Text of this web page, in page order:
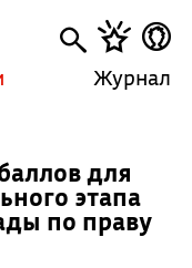
Журнал
для
этапа
по праву